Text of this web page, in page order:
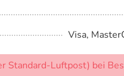
Visa,
Standard-Luftpost) bei